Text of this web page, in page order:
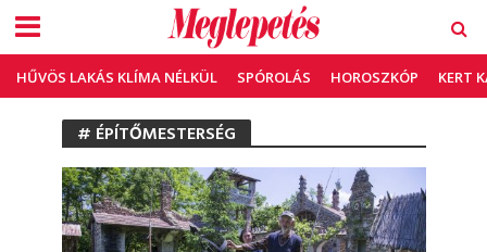
HŰVÖS LAKÁS KLÍMA NÉLKÜL SPÓROLÁS HOROSZKÓP KERT
# ÉPÍTŐMESTERSÉG